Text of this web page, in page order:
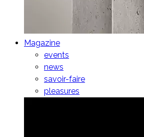
Magazine
events
news
savoir-faire
pleasures